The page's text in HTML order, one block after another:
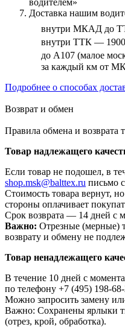
Доставка нашим
внутри МКАД до
внутри ТТК —
до А107 (малое
за каждый км от
Подробнее о способах
Возврат и обмен
Правила обмена и возврата
Товар надлежащего
Если товар не подошел, в
shop.msk@balttex.ru письмо
Стоимость товара вернут,
стороны оплачивает
Срок возврата — 14 дней с
Важно: Отрезные (мерные)
возврату и обмену не
Товар ненадлежащего
В течение 10 дней с
по телефону +7 (495) 198-
Можно запросить замену
Важно: Сохранены ярлыки
(отрез, крой, обработка).